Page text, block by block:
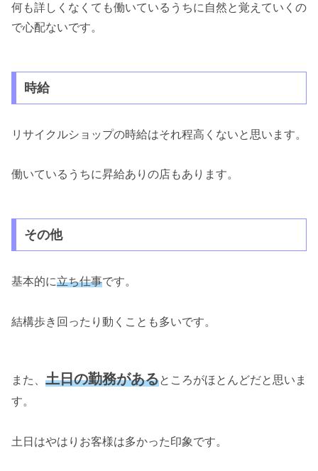
何も詳しくなくても働いているうちに自然と覚えていくの
で心配ないです。
時給
リサイクルショップの時給はそれ程高くないと思います。
働いているうちに昇給ありの店もあります。
その他
基本的に立ち仕事です。
結構歩き回ったり動くことも多いです。
また、 土日の勤務があるところがほとんどだと思いま
す。
土日はやはりお客様は多かった印象です。